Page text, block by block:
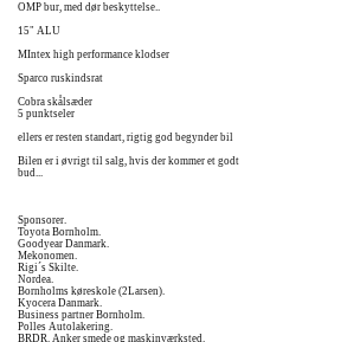
OMP bur, med dør beskyttelse..
15" ALU
MIntex high performance klodser
Sparco ruskindsrat
Cobra skålsæder
5 punktseler
ellers er resten standart, rigtig god begynder bil
Bilen er i øvrigt til salg, hvis der kommer et godt
bud...
Sponsorer.
Toyota Bornholm.
Goodyear Danmark.
Mekonomen.
Rigi´s Skilte.
Nordea.
Bornholms køreskole (2Larsen).
Kyocera Danmark.
Business partner Bornholm.
Polles Autolakering.
BRDR. Anker smede og maskinværksted.